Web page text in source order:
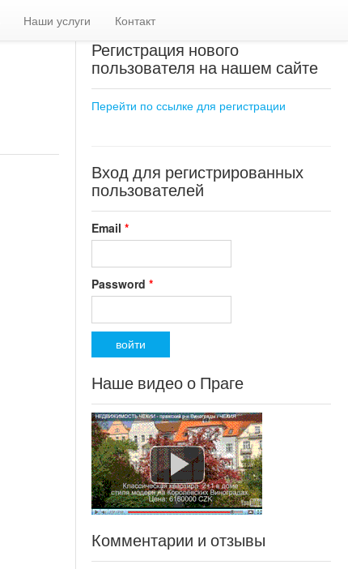
Наши услуги Контакт
Регистрация нового
пользователя на нашем сайте
Перейти по ссылке для регистрации
Вход для регистрированных
пользователей
Email *
Password *
Наше видео о Праге
Комментарии и отзывы